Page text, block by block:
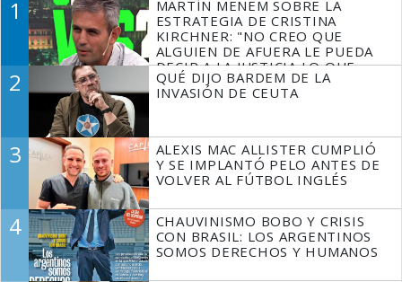
1
MARTÍN MENEM SOBRE LA
ESTRATEGIA DE CRISTINA
KIRCHNER: "NO CREO QUE
ALGUIEN DE AFUERA LE PUEDA
DECIR A LA JUSTICIA LO QUE
TIENE QUE HACER"
2
QUÉ DIJO BARDEM DE LA
INVASIÓN DE CEUTA
3
ALEXIS MAC ALLISTER CUMPLIÓ
Y SE IMPLANTÓ PELO ANTES DE
VOLVER AL FÚTBOL INGLÉS
4
CHAUVINISMO BOBO Y CRISIS
CON BRASIL: LOS ARGENTINOS
SOMOS DERECHOS Y HUMANOS